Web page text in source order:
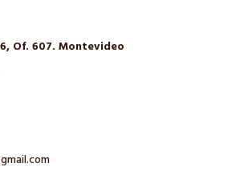
Of. 607. Montevideo